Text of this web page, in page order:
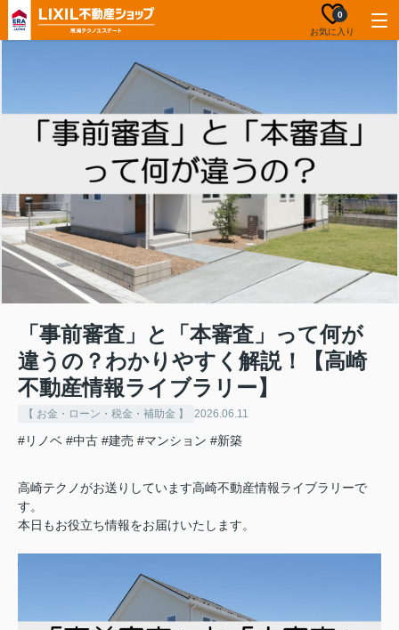
お気に入り
0
「事前審査」と「本審査」って何が
違うの？わかりやすく解説！【高崎
不動産情報ライブラリー】
【 お金・ローン・税金・補助金 】 2026.06.11
#リノベ #中古 #建売 #マンション #新築
高崎テクノがお送りしています高崎不動産情報ライブラリーで
す。
本日もお役立ち情報をお届けいたします。